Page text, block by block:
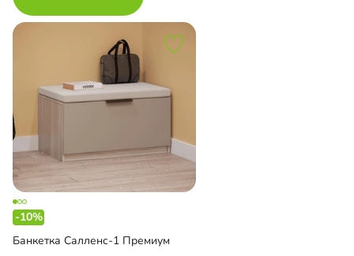
-10%
Банкетка Салленс-1 Премиум